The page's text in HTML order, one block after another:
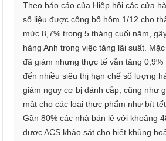
Theo báo cáo của Hiệp hội các cửa
số liệu được công bố hôm 1/12 cho
mức 8,7% trong 5 tháng cuối năm,
hàng Anh trong việc tăng lãi suất.
đã giảm nhưng thực tế vẫn tăng 0,9%
đến nhiều siêu thị hạn chế số lượng
giảm nguy cơ bị đánh cắp, cũng như
mật cho các loại thực phẩm như bít
Gần 80% các nhà bán lẻ với khoảng
được ACS khảo sát cho biết khủng